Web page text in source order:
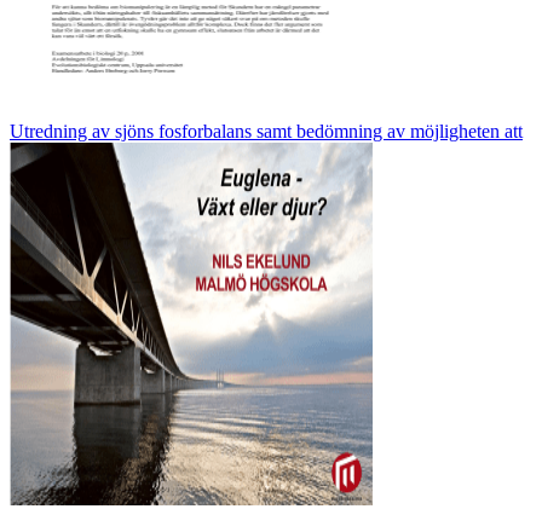
Utredning av sjöns fosforbalans samt bedömning av möjligheten att